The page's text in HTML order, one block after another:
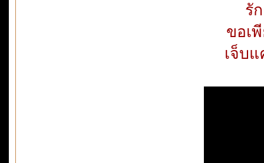
รั
ขอเ
เจ็บ